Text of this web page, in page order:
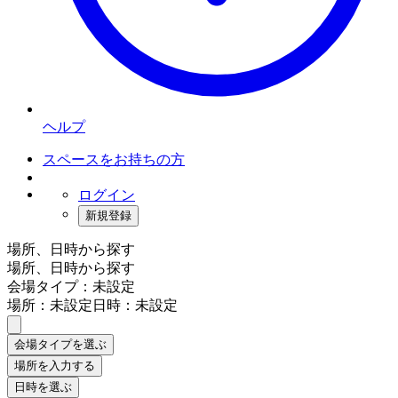
ヘルプ
スペースをお持ちの方
ログイン
新規登録
場所、日時から探す
場所、日時から探す
会場タイプ：未設定
場所：未設定日時：未設定
会場タイプを選ぶ
場所を入力する
日時を選ぶ